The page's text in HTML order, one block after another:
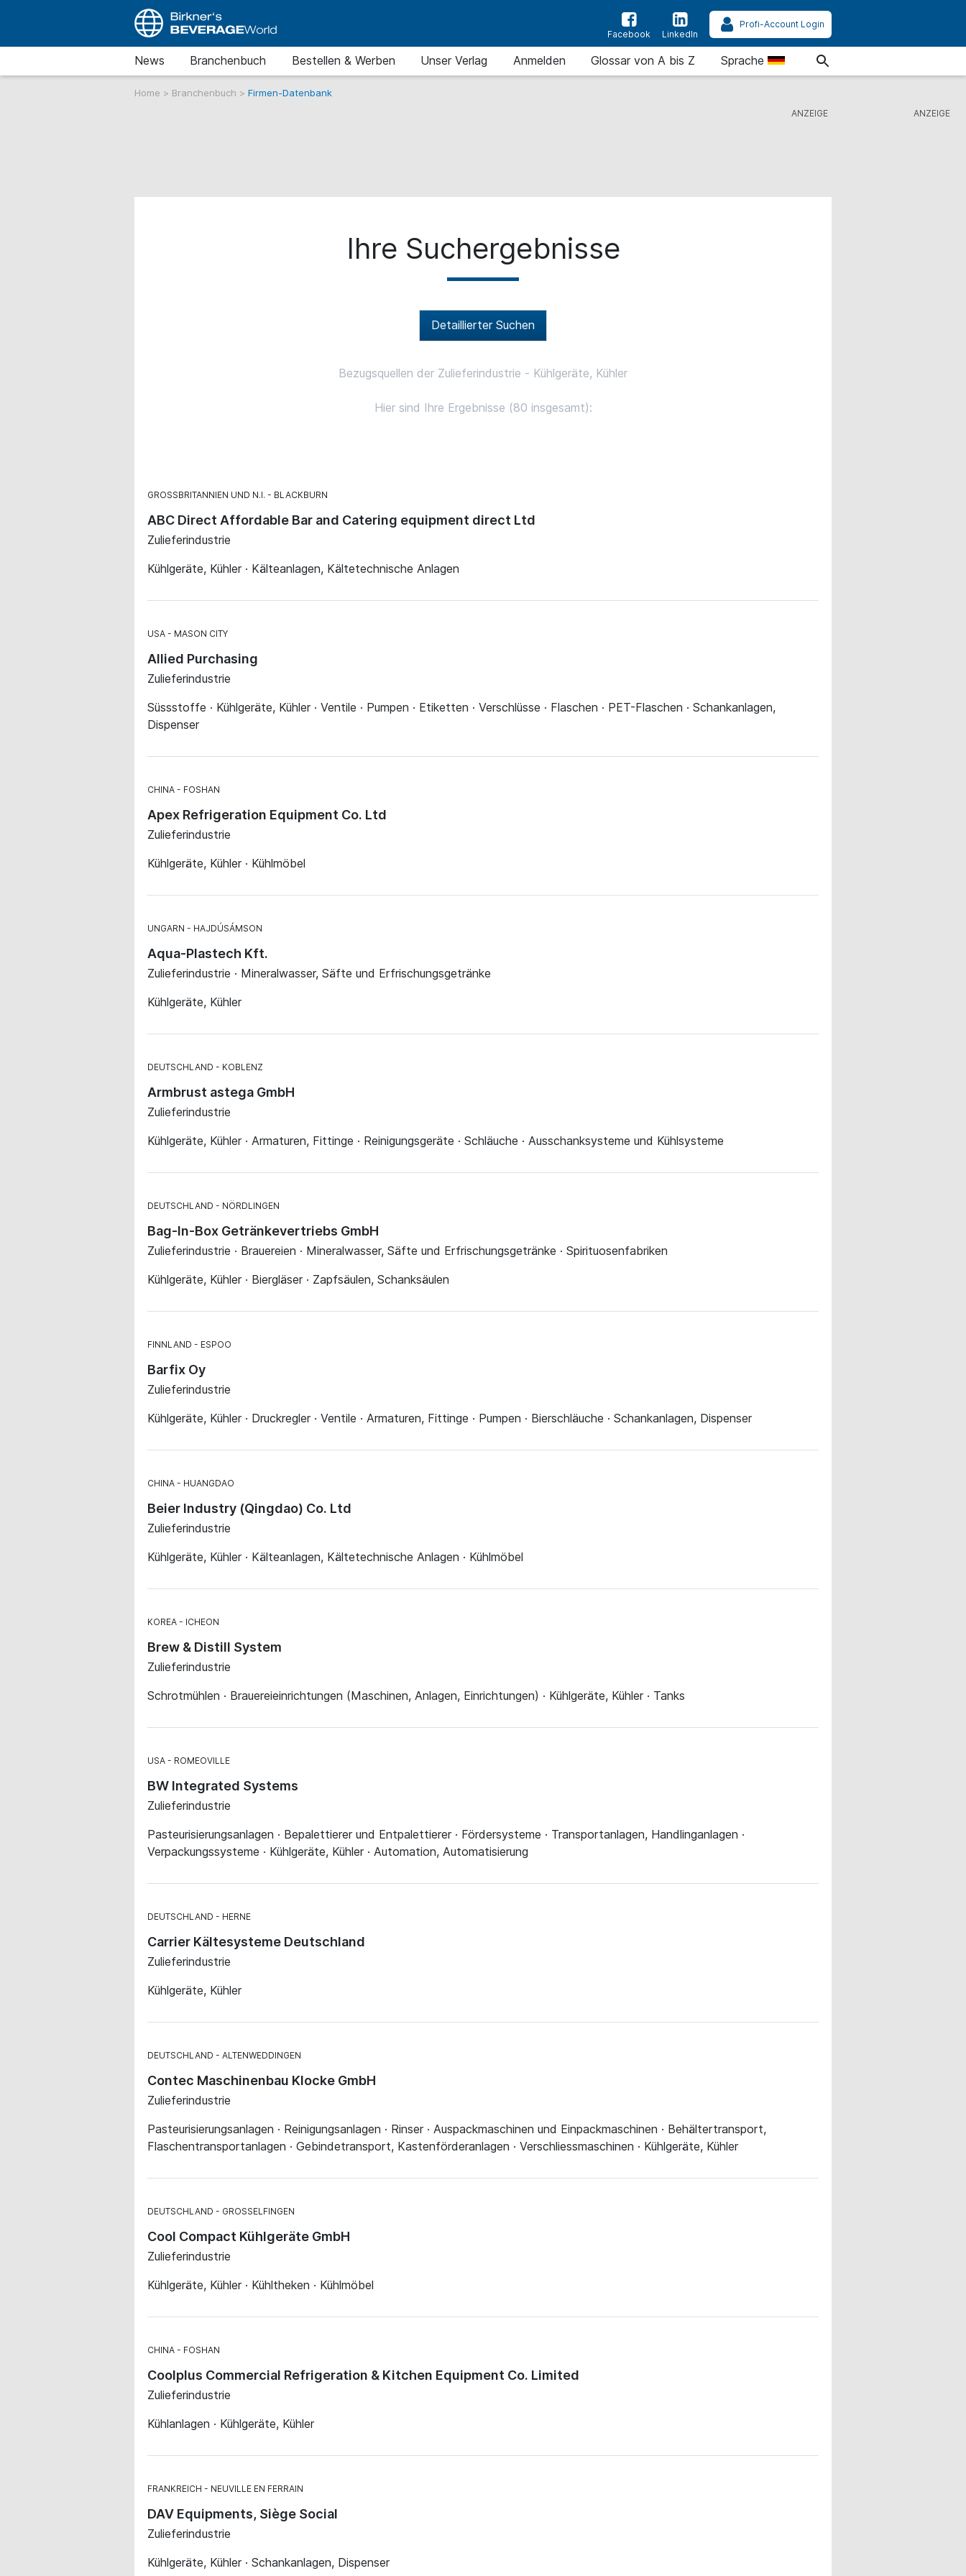
Facebook LinkedIn
Profi-Account Login
News Branchenbuch Bestellen & Werben Unser Verlag Anmelden Glossar von A bis Z Sprache
Home > Branchenbuch > Firmen-Datenbank
Ihre Suchergebnisse
Detaillierter Suchen
Bezugsquellen der Zulieferindustrie - Kühlgeräte, Kühler
Hier sind Ihre Ergebnisse (80 insgesamt):
GROSSBRITANNIEN UND N.I. BLACKBURN
ABC Direct Affordable Bar and Catering equipment direct Ltd
Zulieferindustrie
Kühlgeräte, Kühler · Kälteanlagen, Kältetechnische Anlagen
USA MASON CITY
Allied Purchasing
Zulieferindustrie
Süssstoffe · Kühlgeräte, Kühler · Ventile · Pumpen · Etiketten · Verschlüsse · Flaschen · PET-Flaschen · Schankanlagen,
Dispenser
CHINA FOSHAN
Apex Refrigeration Equipment Co. Ltd
Zulieferindustrie
Kühlgeräte, Kühler · Kühlmöbel
UNGARN HAJDÚSÁMSON
Aqua-Plastech Kft.
Zulieferindustrie · Mineralwasser, Säfte und Erfrischungsgetränke
Kühlgeräte, Kühler
DEUTSCHLAND KOBLENZ
Armbrust astega GmbH
Zulieferindustrie
Kühlgeräte, Kühler · Armaturen, Fittinge · Reinigungsgeräte · Schläuche · Ausschanksysteme und Kühlsysteme
DEUTSCHLAND NÖRDLINGEN
Bag-In-Box Getränkevertriebs GmbH
Zulieferindustrie · Brauereien · Mineralwasser, Säfte und Erfrischungsgetränke · Spirituosenfabriken
Kühlgeräte, Kühler · Biergläser · Zapfsäulen, Schanksäulen
FINNLAND ESPOO
Barfix Oy
Zulieferindustrie
Kühlgeräte, Kühler · Druckregler · Ventile · Armaturen, Fittinge · Pumpen · Bierschläuche · Schankanlagen, Dispenser
CHINA HUANGDAO
Beier Industry (Qingdao) Co. Ltd
Zulieferindustrie
Kühlgeräte, Kühler · Kälteanlagen, Kältetechnische Anlagen · Kühlmöbel
KOREA ICHEON
Brew & Distill System
Zulieferindustrie
Schrotmühlen · Brauereieinrichtungen (Maschinen, Anlagen, Einrichtungen) · Kühlgeräte, Kühler · Tanks
USA ROMEOVILLE
BW Integrated Systems
Zulieferindustrie
Pasteurisierungsanlagen · Bepalettierer und Entpalettierer · Fördersysteme · Transportanlagen, Handlinganlagen ·
Verpackungssysteme · Kühlgeräte, Kühler · Automation, Automatisierung
DEUTSCHLAND HERNE
Carrier Kältesysteme Deutschland
Zulieferindustrie
Kühlgeräte, Kühler
DEUTSCHLAND ALTENWEDDINGEN
Contec Maschinenbau Klocke GmbH
Zulieferindustrie
Pasteurisierungsanlagen · Reinigungsanlagen · Rinser · Auspackmaschinen und Einpackmaschinen · Behältertransport,
Flaschentransportanlagen · Gebindetransport, Kastenförderanlagen · Verschliessmaschinen · Kühlgeräte, Kühler
DEUTSCHLAND GROSSELFINGEN
Cool Compact Kühlgeräte GmbH
Zulieferindustrie
Kühlgeräte, Kühler · Kühltheken · Kühlmöbel
CHINA FOSHAN
Coolplus Commercial Refrigeration & Kitchen Equipment Co. Limited
Zulieferindustrie
Kühlanlagen · Kühlgeräte, Kühler
FRANKREICH NEUVILLE EN FERRAIN
DAV Equipments, Siège Social
Zulieferindustrie
Kühlgeräte, Kühler · Schankanlagen, Dispenser